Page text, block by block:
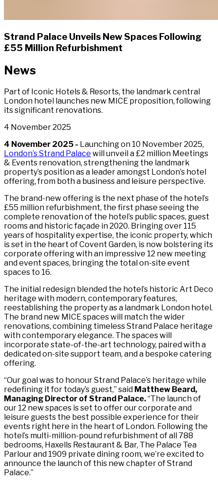
Strand Palace Unveils New Spaces Following
£55 Million Refurbishment​​​​‌ ‍ ​‍​‍‌‍ ‌ ​‍‌‍‍‌‌‍‌ ‌‍‍‌‌‍ ‍​‍​‍​ ‍‍​‍​‍‌ ​ ‌‍​‌‌‍ ‍‌‍‍‌‌ ‌​‌ ‍‌​‍ ‍‌‍‍‌‌‍ ​‍​‍​‍ ​​‍​‍‌‍‍​‌ ​‍‌‍‌‌‌‍‌‍​‍​‍​ ‍‍​‍​‍‌‍‍​‌ ‌​‌ ‌​‌ ​​‌ ​ ​ ‍‍​‍ ​‍ ‌‍ ​​‍ ‌‌‍​‌‌‍ ‍‌‍‌​​‍ ‌‌ ​‍​‍ ‌‌‍‍​‌‍ ‌ ‌​‌‍‌‌‌‍ ​‌ ​ ​‍ ‌‌ ​ ‌ ‌​‌ ‌‌‌‍‌​‌‍‍‌‌‍ ​‍ ‍‌ ‌‍‌‍‌‌‌ ​‍‌‍​ ‌‍‌‌‌‍ ​​‍ ‍‌‍​‌‌ ​​‌ ​​​‍ ‌‍‍‌‌‍ ‍‌ ‌​‌‍‌‌‌‍ ‍‌ ‌​​‍ ‌‍‌‌‌‍‌​‌‍‍‌‌ ‌​​‍ ‌‍ ‌‌‍ ‌‍‌​‌‍‌‌​ ‌‌ ​​‌ ​‍‌‍‌‌‌ ​ ‌‍‌‌‌‍ ‍‌ ‌​‌‍​‌‌ ‌​‌‍‍‌‌‍ ‌‍ ‍​ ‍ ‌‍‍‌‌‍‌​​ ‌​ ‍​​ ​‌‌‍‌‌​ ‌ ​ ​‍​ ‌‍​ ‌‍​ ​ ​‍ ‌​ ‍​‌‍‌‍​ ​​‌‍‌‍​‍ ‌​ ‌​​ ​​​ ​‌​ ​‌​‍ ‌‌‍​‍​ ‌​​ ​ ‌‍​‍​‍ ‌​ ‍​‌‍‌‍‌‍​ ​ ‍‌​ ‍‌​ ​‍​ ‌ ​ ‌​‌‍​ ‌‍‌‌‌‍‌​‌‍‌​​ ‍ ‌ ‌​‌ ‍‌‌ ​​‌‍‌‌​ ‌‌‍​ ‌‍ ‌ ​‍‌ ​​‌‍ ‌ ​‍‌‍​‌‌ ‌​‌‍‌‌‌‌​​‌‍ ‌ ​ ‌ ‌​​ ‍ ‌ ​​‌‍​‌‌ ‌​‌‍‍​​ ‌‌ ‌​‌‍‍‌‌ ‌​‌‍ ​‌‍‌‌​ ‌‍​‍‌‍​‌‌ ​ ‌‍‌‌‌‌‌‌‌ ​‍‌‍ ​​ ‌‌‍‍​‌ ‌​‌ ‌​‌ ​​‌ ​ ​‍‌‌​ ​ ‌​​‌​‍‌‌​ ​‍‌​‌‍​‍‌‌​ ​‍‌​‌‍‌‍ ​​‍ ‌‌‍​‌‌‍ ‍‌‍‌​​‍ ‌‌ ​‍​‍ ‌‌‍‍​‌‍ ‌ ‌​‌‍‌‌‌‍ ​‌ ​ ​‍ ‌‌ ​ ‌ ‌​‌ ‌‌‌‍‌​‌‍‍‌‌‍ ​‍ ‍‌ ‌‍‌‍‌‌‌ ​‍‌‍​ ‌‍‌‌‌‍ ​​‍ ‍‌‍​‌‌ ​​‌ ​​​‍‌‍‌‍‍‌‌‍‌​​ ‌​ ‍​​ ​‌‌‍‌‌​ ‌ ​ ​‍​ ‌‍​ ‌‍​ ​ ​‍ ‌​ ‍​‌‍‌‍​ ​​‌‍‌‍​‍ ‌​ ‌​​ ​​​ ​‌​ ​‌​‍ ‌‌‍​‍​ ‌​​ ​ ‌‍​‍​‍ ‌​ ‍​‌‍‌‍‌‍​ ​ ‍‌​ ‍‌​ ​‍​ ‌ ​ ‌​‌‍​ ‌‍‌‌‌‍‌​‌‍‌​​‍‌‍‌ ‌​‌ ‍‌‌ ​​‌‍‌‌​ ‌‌‍​ ‌‍ ‌ ​‍‌ ​​‌‍ ‌ ​‍‌‍​‌‌ ‌​‌‍‌‌‌‌​​‌‍ ‌ ​ ‌ ‌​​‍‌‍‌ ​​‌‍​‌‌ ‌​‌‍‍​​ ‌‌ ‌​‌‍‍‌‌ ‌​‌‍ ​‌‍‌‌​‍‌‍‌ ​​‌‍‌‌‌ ​‍‌ ​ ‌ ​​‌‍‌‌‌‍​ ‌ ‌​‌‍‍‌‌ ‌‍‌‍‌‌​ ‌‌ ​​‌ ‌‌‌‍​‍‌‍ ​‌‍‍‌‌ ​ ‌‍‍​‌‍‌‌‌‍‌​​‍​‍‌ ‌
News
Part of Iconic Hotels & Resorts, the landmark central
London hotel launches new MICE proposition, following
its significant renovations.​​​​‌ ‍ ​‍​‍‌‍ ‌ ​‍‌‍‍‌‌‍‌ ‌‍‍‌‌‍ ‍​‍​‍​ ‍‍​‍​‍‌ ​ ‌‍​‌‌‍ ‍‌‍‍‌‌ ‌​‌ ‍‌​‍ ‍‌‍‍‌‌‍ ​‍​‍​‍ ​​‍​‍‌‍‍​‌ ​‍‌‍‌‌‌‍‌‍​‍​‍​ ‍‍​‍​‍‌‍‍​‌ ‌​‌ ‌​‌ ​​‌ ​ ​ ‍‍​‍ ​‍ ‌‍ ​​‍ ‌‌‍​‌‌‍ ‍‌‍‌​​‍ ‌‌ ​‍​‍ ‌‌‍‍​‌‍ ‌ ‌​‌‍‌‌‌‍ ​‌ ​ ​‍ ‌‌ ​ ‌ ‌​‌ ‌‌‌‍‌​‌‍‍‌‌‍ ​‍ ‍‌ ‌‍‌‍‌‌‌ ​‍‌‍​ ‌‍‌‌‌‍ ​​‍ ‍‌‍​‌‌ ​​‌ ​​​‍ ‌‍‍‌‌‍ ‍‌ ‌​‌‍‌‌‌‍ ‍‌ ‌​​‍ ‌‍‌‌‌‍‌​‌‍‍‌‌ ‌​​‍ ‌‍ ‌‌‍ ‌‍‌​‌‍‌‌​ ‌‌ ​​‌ ​‍‌‍‌‌‌ ​ ‌‍‌‌‌‍ ‍‌ ‌​‌‍​‌‌ ‌​‌‍‍‌‌‍ ‌‍ ‍​ ‍ ‌‍‍‌‌‍‌​​ ‌​ ‍​​ ​‌‌‍‌‌​ ‌ ​ ​‍​ ‌‍​ ‌‍​ ​ ​‍ ‌​ ‍​‌‍‌‍​ ​​‌‍‌‍​‍ ‌​ ‌​​ ​​​ ​‌​ ​‌​‍ ‌‌‍​‍​ ‌​​ ​ ‌‍​‍​‍ ‌​ ‍​‌‍‌‍‌‍​ ​ ‍‌​ ‍‌​ ​‍​ ‌ ​ ‌​‌‍​ ‌‍‌‌‌‍‌​‌‍‌​​ ‍ ‌ ‌​‌ ‍‌‌ ​​‌‍‌‌​ ‌‌‍​ ‌‍ ‌ ​‍‌ ​​‌‍ ‌ ​‍‌‍​‌‌ ‌​‌‍‌‌‌‌​​‌‍ ‌ ​ ‌ ‌​​ ‍ ‌ ​​‌‍​‌‌ ‌​‌‍‍​​ ‌‌‍‌‌‌ ‍​‌‍​ ‌‍‌‌‌ ​‍‌ ​​‌ ‌​​ ‌‍​‍‌‍​‌‌ ​ ‌‍‌‌‌‌‌‌‌ ​‍‌‍ ​​ ‌‌‍‍​‌ ‌​‌ ‌​‌ ​​‌ ​ ​‍‌‌​ ​ ‌​​‌​‍‌‌​ ​‍‌​‌‍​‍‌‌​ ​‍‌​‌‍‌‍ ​​‍ ‌‌‍​‌‌‍ ‍‌‍‌​​‍ ‌‌ ​‍​‍ ‌‌‍‍​‌‍ ‌ ‌​‌‍‌‌‌‍ ​‌ ​ ​‍ ‌‌ ​ ‌ ‌​‌ ‌‌‌‍‌​‌‍‍‌‌‍ ​‍ ‍‌ ‌‍‌‍‌‌‌ ​‍‌‍​ ‌‍‌‌‌‍ ​​‍ ‍‌‍​‌‌ ​​‌ ​​​‍‌‍‌‍‍‌‌‍‌​​ ‌​ ‍​​ ​‌‌‍‌‌​ ‌ ​ ​‍​ ‌‍​ ‌‍​ ​ ​‍ ‌​ ‍​‌‍‌‍​ ​​‌‍‌‍​‍ ‌​ ‌​​ ​​​ ​‌​ ​‌​‍ ‌‌‍​‍​ ‌​​ ​ ‌‍​‍​‍ ‌​ ‍​‌‍‌‍‌‍​ ​ ‍‌​ ‍‌​ ​‍​ ‌ ​ ‌​‌‍​ ‌‍‌‌‌‍‌​‌‍‌​​‍‌‍‌ ‌​‌ ‍‌‌ ​​‌‍‌‌​ ‌‌‍​ ‌‍ ‌ ​‍‌ ​​‌‍ ‌ ​‍‌‍​‌‌ ‌​‌‍‌‌‌‌​​‌‍ ‌ ​ ‌ ‌​​‍‌‍‌ ​​‌‍​‌‌ ‌​‌‍‍​​ ‌‌‍‌‌‌ ‍​‌‍​ ‌‍‌‌‌ ​‍‌ ​​‌ ‌​​‍‌‍‌ ​​‌‍‌‌‌ ​‍‌ ​ ‌ ​​‌‍‌‌‌‍​ ‌ ‌​‌‍‍‌‌ ‌‍‌‍‌‌​ ‌‌ ​​‌ ‌‌‌‍​‍‌‍ ​‌‍‍‌‌ ​ ‌‍‍​‌‍‌‌‌‍‌​​‍​‍‌ ‌
4 November 2025
4 November 2025 - ​​​​‌ ‍ ​‍​‍‌‍ ‌ ​‍‌‍‍‌‌‍‌ ‌‍‍‌‌‍ ‍​‍​‍​ ‍‍​‍​‍‌ ​ ‌‍​‌‌‍ ‍‌‍‍‌‌ ‌​‌ ‍‌​‍ ‍‌‍‍‌‌‍ ​‍​‍​‍ ​​‍​‍‌‍‍​‌ ​‍‌‍‌‌‌‍‌‍​‍​‍​ ‍‍​‍​‍‌‍‍​‌ ‌​‌ ‌​‌ ​​‌ ​ ​ ‍‍​‍ ​‍ ‌‍ ​​‍ ‌‌‍​‌‌‍ ‍‌‍‌​​‍ ‌‌ ​‍​‍ ‌‌‍‍​‌‍ ‌ ‌​‌‍‌‌‌‍ ​‌ ​ ​‍ ‌‌ ​ ‌ ‌​‌ ‌‌‌‍‌​‌‍‍‌‌‍ ​‍ ‍‌ ‌‍‌‍‌‌‌ ​‍‌‍​ ‌‍‌‌‌‍ ​​‍ ‍‌‍​‌‌ ​​‌ ​​​‍ ‌‍‍‌‌‍ ‍‌ ‌​‌‍‌‌‌‍ ‍‌ ‌​​‍ ‌‍‌‌‌‍‌​‌‍‍‌‌ ‌​​‍ ‌‍ ‌‌‍ ‌‍‌​‌‍‌‌​ ‌‌ ​​‌ ​‍‌‍‌‌‌ ​ ‌‍‌‌‌‍ ‍‌ ‌​‌‍​‌‌ ‌​‌‍‍‌‌‍ ‌‍ ‍​ ‍ ‌‍‍‌‌‍‌​​ ‌​ ‍​​ ​‌‌‍‌‌​ ‌ ​ ​‍​ ‌‍​ ‌‍​ ​ ​‍ ‌​ ‍​‌‍‌‍​ ​​‌‍‌‍​‍ ‌​ ‌​​ ​​​ ​‌​ ​‌​‍ ‌‌‍​‍​ ‌​​ ​ ‌‍​‍​‍ ‌​ ‍​‌‍‌‍‌‍​ ​ ‍‌​ ‍‌​ ​‍​ ‌ ​ ‌​‌‍​ ‌‍‌‌‌‍‌​‌‍‌​​ ‍ ‌ ‌​‌ ‍‌‌ ​​‌‍‌‌​ ‌‌‍​ ‌‍ ‌ ​‍‌ ​​‌‍ ‌ ​‍‌‍​‌‌ ‌​‌‍‌‌‌‌​​‌‍ ‌ ​ ‌ ‌​​ ‍ ‌ ​​‌‍​‌‌ ‌​‌‍‍​​ ‌‌‍​ ‌‍ ‌‍ ‍‌ ‌​‌‍‌‌‌‍ ‍‌ ‌​​‍‌‌​ ‌‌‌​​‍‌‌ ‌‍‍ ‌‍‌‌‌ ‍‌​‍‌‌​ ​ ‌​‌​​‍‌‌​ ​ ‌​‌​​‍‌‌​ ​‍​ ​‍‌‍​‍​ ​ ​ ‌‌​ ​‍​ ‌‍​ ​‌‌‍​‌​ ‌​​ ​​​ ​​​ ​​​ ‌ ​‍‌‌​ ​‍​ ​‍​‍‌‌​ ‌‌‌​‌​​‍ ‍‌‍​ ‌‍‍​‌‍‍‌‌‍ ​‌‍‌​‌ ​‍‌‍‌‌‌‍ ‍​‍‌‌​ ‌‌‌​​‍‌‌ ‌‍‍ ‌‍‌‌‌ ‍‌​‍‌‌​ ​ ‌​‌​​‍‌‌​ ​ ‌​‌​​‍‌‌​ ​‍​ ​‍‌‍​‍‌‍​‍​ ‌‍​ ‍‌​ ​‍​ ‌​‌‍‌‍‌‍​ ​ ‍​‌‍​ ​ ​​​ ​​​‍‌‌​ ​‍​ ​‍​‍‌‌​ ‌‌‌​‌​​‍ ‍‌ ‌​‌‍‌‌‌ ‍​‌ ‌​​ ‌‍​‍‌‍​‌‌ ​ ‌‍‌‌‌‌‌‌‌ ​‍‌‍ ​​ ‌‌‍‍​‌ ‌​‌ ‌​‌ ​​‌ ​ ​‍‌‌​ ​ ‌​​‌​‍‌‌​ ​‍‌​‌‍​‍‌‌​ ​‍‌​‌‍‌‍ ​​‍ ‌‌‍​‌‌‍ ‍‌‍‌​​‍ ‌‌ ​‍​‍ ‌‌‍‍​‌‍ ‌ ‌​‌‍‌‌‌‍ ​‌ ​ ​‍ ‌‌ ​ ‌ ‌​‌ ‌‌‌‍‌​‌‍‍‌‌‍ ​‍ ‍‌ ‌‍‌‍‌‌‌ ​‍‌‍​ ‌‍‌‌‌‍ ​​‍ ‍‌‍​‌‌ ​​‌ ​​​‍‌‍‌‍‍‌‌‍‌​​ ‌​ ‍​​ ​‌‌‍‌‌​ ‌ ​ ​‍​ ‌‍​ ‌‍​ ​ ​‍ ‌​ ‍​‌‍‌‍​ ​​‌‍‌‍​‍ ‌​ ‌​​ ​​​ ​‌​ ​‌​‍ ‌‌‍​‍​ ‌​​ ​ ‌‍​‍​‍ ‌​ ‍​‌‍‌‍‌‍​ ​ ‍‌​ ‍‌​ ​‍​ ‌ ​ ‌​‌‍​ ‌‍‌‌‌‍‌​‌‍‌​​‍‌‍‌ ‌​‌ ‍‌‌ ​​‌‍‌‌​ ‌‌‍​ ‌‍ ‌ ​‍‌ ​​‌‍ ‌ ​‍‌‍​‌‌ ‌​‌‍‌‌‌‌​​‌‍ ‌ ​ ‌ ‌​​‍‌‍‌ ​​‌‍​‌‌ ‌​‌‍‍​​ ‌‌‍​ ‌‍ ‌‍ ‍‌ ‌​‌‍‌‌‌‍ ‍‌ ‌​​‍‌‌​ ‌‌‌​​‍‌‌ ‌‍‍ ‌‍‌‌‌ ‍‌​‍‌‌​ ​ ‌​‌​​‍‌‌​ ​ ‌​‌​​‍‌‌​ ​‍​ ​‍‌‍​‍​ ​ ​ ‌‌​ ​‍​ ‌‍​ ​‌‌‍​‌​ ‌​​ ​​​ ​​​ ​​​ ‌ ​‍‌‌​ ​‍​ ​‍​‍‌‌​ ‌‌‌​‌​​‍ ‍‌‍​ ‌‍‍​‌‍‍‌‌‍ ​‌‍‌​‌ ​‍‌‍‌‌‌‍ ‍​‍‌‌​ ‌‌‌​​‍‌‌ ‌‍‍ ‌‍‌‌‌ ‍‌​‍‌‌​ ​ ‌​‌​​‍‌‌​ ​ ‌​‌​​‍‌‌​ ​‍​ ​‍‌‍​‍‌‍​‍​ ‌‍​ ‍‌​ ​‍​ ‌​‌‍‌‍‌‍​ ​ ‍​‌‍​ ​ ​​​ ​​​‍‌‌​ ​‍​ ​‍​‍‌‌​ ‌‌‌​‌​​‍ ‍‌ ‌​‌‍‌‌‌ ‍​‌ ‌​​‍‌‍‌ ​​‌‍‌‌‌ ​‍‌ ​ ‌ ​​‌‍‌‌‌‍​ ‌ ‌​‌‍‍‌‌ ‌‍‌‍‌‌​ ‌‌ ​​‌ ‌‌‌‍​‍‌‍ ​‌‍‍‌‌ ​ ‌‍‍​‌‍‌‌‌‍‌​​‍​‍‌ ‌ Launching on 10 November 2025,
London’s Strand Palace​​​​‌ ‍ ​‍​‍‌‍ ‌ ​‍‌‍‍‌‌‍‌ ‌‍‍‌‌‍ ‍​‍​‍​ ‍‍​‍​‍‌ ​ ‌‍​‌‌‍ ‍‌‍‍‌‌ ‌​‌ ‍‌​‍ ‍‌‍‍‌‌‍ ​‍​‍​‍ ​​‍​‍‌‍‍​‌ ​‍‌‍‌‌‌‍‌‍​‍​‍​ ‍‍​‍​‍‌‍‍​‌ ‌​‌ ‌​‌ ​​‌ ​ ​ ‍‍​‍ ​‍ ‌‍ ​​‍ ‌‌‍​‌‌‍ ‍‌‍‌​​‍ ‌‌ ​‍​‍ ‌‌‍‍​‌‍ ‌ ‌​‌‍‌‌‌‍ ​‌ ​ ​‍ ‌‌ ​ ‌ ‌​‌ ‌‌‌‍‌​‌‍‍‌‌‍ ​‍ ‍‌ ‌‍‌‍‌‌‌ ​‍‌‍​ ‌‍‌‌‌‍ ​​‍ ‍‌‍​‌‌ ​​‌ ​​​‍ ‌‍‍‌‌‍ ‍‌ ‌​‌‍‌‌‌‍ ‍‌ ‌​​‍ ‌‍‌‌‌‍‌​‌‍‍‌‌ ‌​​‍ ‌‍ ‌‌‍ ‌‍‌​‌‍‌‌​ ‌‌ ​​‌ ​‍‌‍‌‌‌ ​ ‌‍‌‌‌‍ ‍‌ ‌​‌‍​‌‌ ‌​‌‍‍‌‌‍ ‌‍ ‍​ ‍ ‌‍‍‌‌‍‌​​ ‌​ ‍​​ ​‌‌‍‌‌​ ‌ ​ ​‍​ ‌‍​ ‌‍​ ​ ​‍ ‌​ ‍​‌‍‌‍​ ​​‌‍‌‍​‍ ‌​ ‌​​ ​​​ ​‌​ ​‌​‍ ‌‌‍​‍​ ‌​​ ​ ‌‍​‍​‍ ‌​ ‍​‌‍‌‍‌‍​ ​ ‍‌​ ‍‌​ ​‍​ ‌ ​ ‌​‌‍​ ‌‍‌‌‌‍‌​‌‍‌​​ ‍ ‌ ‌​‌ ‍‌‌ ​​‌‍‌‌​ ‌‌‍​ ‌‍ ‌ ​‍‌ ​​‌‍ ‌ ​‍‌‍​‌‌ ‌​‌‍‌‌‌‌​​‌‍ ‌ ​ ‌ ‌​​ ‍ ‌ ​​‌‍​‌‌ ‌​‌‍‍​​ ‌‌‍​ ‌‍ ‌‍ ‍‌ ‌​‌‍‌‌‌‍ ‍‌ ‌​​‍‌‌​ ‌‌‌​​‍‌‌ ‌‍‍ ‌‍‌‌‌ ‍‌​‍‌‌​ ​ ‌​‌​​‍‌‌​ ​ ‌​‌​​‍‌‌​ ​‍​ ​‍‌‍​‍​ ​ ​ ‌‌​ ​‍​ ‌‍​ ​‌‌‍​‌​ ‌​​ ​​​ ​​​ ​​​ ‌ ​‍‌‌​ ​‍​ ​‍​‍‌‌​ ‌‌‌​‌​​‍ ‍‌‍​ ‌‍‍​‌‍‍‌‌‍ ​‌‍‌​‌ ​‍‌‍‌‌‌‍ ‍​‍‌‌​ ‌‌‌​​‍‌‌ ‌‍‍ ‌‍‌‌‌ ‍‌​‍‌‌​ ​ ‌​‌​​‍‌‌​ ​ ‌​‌​​‍‌‌​ ​‍​ ​‍‌‍​ ‌‍‌‌​ ‍‌​ ‌‌‌‍​‌​ ‌​​ ​‌‌‍‌‍‌‍‌​​ ‌‍​ ​ ‌‍​‍​‍‌‌​ ​‍​ ​‍​‍‌‌​ ‌‌‌​‌​​‍ ‍‌ ‌​‌‍‌‌‌ ‍​‌ ‌​​ ‌‍​‍‌‍​‌‌ ​ ‌‍‌‌‌‌‌‌‌ ​‍‌‍ ​​ ‌‌‍‍​‌ ‌​‌ ‌​‌ ​​‌ ​ ​‍‌‌​ ​ ‌​​‌​‍‌‌​ ​‍‌​‌‍​‍‌‌​ ​‍‌​‌‍‌‍ ​​‍ ‌‌‍​‌‌‍ ‍‌‍‌​​‍ ‌‌ ​‍​‍ ‌‌‍‍​‌‍ ‌ ‌​‌‍‌‌‌‍ ​‌ ​ ​‍ ‌‌ ​ ‌ ‌​‌ ‌‌‌‍‌​‌‍‍‌‌‍ ​‍ ‍‌ ‌‍‌‍‌‌‌ ​‍‌‍​ ‌‍‌‌‌‍ ​​‍ ‍‌‍​‌‌ ​​‌ ​​​‍‌‍‌‍‍‌‌‍‌​​ ‌​ ‍​​ ​‌‌‍‌‌​ ‌ ​ ​‍​ ‌‍​ ‌‍​ ​ ​‍ ‌​ ‍​‌‍‌‍​ ​​‌‍‌‍​‍ ‌​ ‌​​ ​​​ ​‌​ ​‌​‍ ‌‌‍​‍​ ‌​​ ​ ‌‍​‍​‍ ‌​ ‍​‌‍‌‍‌‍​ ​ ‍‌​ ‍‌​ ​‍​ ‌ ​ ‌​‌‍​ ‌‍‌‌‌‍‌​‌‍‌​​‍‌‍‌ ‌​‌ ‍‌‌ ​​‌‍‌‌​ ‌‌‍​ ‌‍ ‌ ​‍‌ ​​‌‍ ‌ ​‍‌‍​‌‌ ‌​‌‍‌‌‌‌​​‌‍ ‌ ​ ‌ ‌​​‍‌‍‌ ​​‌‍​‌‌ ‌​‌‍‍​​ ‌‌‍​ ‌‍ ‌‍ ‍‌ ‌​‌‍‌‌‌‍ ‍‌ ‌​​‍‌‌​ ‌‌‌​​‍‌‌ ‌‍‍ ‌‍‌‌‌ ‍‌​‍‌‌​ ​ ‌​‌​​‍‌‌​ ​ ‌​‌​​‍‌‌​ ​‍​ ​‍‌‍​‍​ ​ ​ ‌‌​ ​‍​ ‌‍​ ​‌‌‍​‌​ ‌​​ ​​​ ​​​ ​​​ ‌ ​‍‌‌​ ​‍​ ​‍​‍‌‌​ ‌‌‌​‌​​‍ ‍‌‍​ ‌‍‍​‌‍‍‌‌‍ ​‌‍‌​‌ ​‍‌‍‌‌‌‍ ‍​‍‌‌​ ‌‌‌​​‍‌‌ ‌‍‍ ‌‍‌‌‌ ‍‌​‍‌‌​ ​ ‌​‌​​‍‌‌​ ​ ‌​‌​​‍‌‌​ ​‍​ ​‍‌‍​ ‌‍‌‌​ ‍‌​ ‌‌‌‍​‌​ ‌​​ ​‌‌‍‌‍‌‍‌​​ ‌‍​ ​ ‌‍​‍​‍‌‌​ ​‍​ ​‍​‍‌‌​ ‌‌‌​‌​​‍ ‍‌ ‌​‌‍‌‌‌ ‍​‌ ‌​​‍‌‍‌ ​​‌‍‌‌‌ ​‍‌ ​ ‌ ​​‌‍‌‌‌‍​ ‌ ‌​‌‍‍‌‌ ‌‍‌‍‌‌​ ‌‌ ​​‌ ‌‌‌‍​‍‌‍ ​‌‍‍‌‌ ​ ‌‍‍​‌‍‌‌‌‍‌​​‍​‍‌ ‌ will unveil a £2 million Meetings
& Events renovation, strengthening the landmark
property’s position as a leader amongst London’s hotel
offering, from both a business and leisure perspective.​​​​‌ ‍ ​‍​‍‌‍ ‌ ​‍‌‍‍‌‌‍‌ ‌‍‍‌‌‍ ‍​‍​‍​ ‍‍​‍​‍‌ ​ ‌‍​‌‌‍ ‍‌‍‍‌‌ ‌​‌ ‍‌​‍ ‍‌‍‍‌‌‍ ​‍​‍​‍ ​​‍​‍‌‍‍​‌ ​‍‌‍‌‌‌‍‌‍​‍​‍​ ‍‍​‍​‍‌‍‍​‌ ‌​‌ ‌​‌ ​​‌ ​ ​ ‍‍​‍ ​‍ ‌‍ ​​‍ ‌‌‍​‌‌‍ ‍‌‍‌​​‍ ‌‌ ​‍​‍ ‌‌‍‍​‌‍ ‌ ‌​‌‍‌‌‌‍ ​‌ ​ ​‍ ‌‌ ​ ‌ ‌​‌ ‌‌‌‍‌​‌‍‍‌‌‍ ​‍ ‍‌ ‌‍‌‍‌‌‌ ​‍‌‍​ ‌‍‌‌‌‍ ​​‍ ‍‌‍​‌‌ ​​‌ ​​​‍ ‌‍‍‌‌‍ ‍‌ ‌​‌‍‌‌‌‍ ‍‌ ‌​​‍ ‌‍‌‌‌‍‌​‌‍‍‌‌ ‌​​‍ ‌‍ ‌‌‍ ‌‍‌​‌‍‌‌​ ‌‌ ​​‌ ​‍‌‍‌‌‌ ​ ‌‍‌‌‌‍ ‍‌ ‌​‌‍​‌‌ ‌​‌‍‍‌‌‍ ‌‍ ‍​ ‍ ‌‍‍‌‌‍‌​​ ‌​ ‍​​ ​‌‌‍‌‌​ ‌ ​ ​‍​ ‌‍​ ‌‍​ ​ ​‍ ‌​ ‍​‌‍‌‍​ ​​‌‍‌‍​‍ ‌​ ‌​​ ​​​ ​‌​ ​‌​‍ ‌‌‍​‍​ ‌​​ ​ ‌‍​‍​‍ ‌​ ‍​‌‍‌‍‌‍​ ​ ‍‌​ ‍‌​ ​‍​ ‌ ​ ‌​‌‍​ ‌‍‌‌‌‍‌​‌‍‌​​ ‍ ‌ ‌​‌ ‍‌‌ ​​‌‍‌‌​ ‌‌‍​ ‌‍ ‌ ​‍‌ ​​‌‍ ‌ ​‍‌‍​‌‌ ‌​‌‍‌‌‌‌​​‌‍ ‌ ​ ‌ ‌​​ ‍ ‌ ​​‌‍​‌‌ ‌​‌‍‍​​ ‌‌‍​ ‌‍ ‌‍ ‍‌ ‌​‌‍‌‌‌‍ ‍‌ ‌​​‍‌‌​ ‌‌‌​​‍‌‌ ‌‍‍ ‌‍‌‌‌ ‍‌​‍‌‌​ ​ ‌​‌​​‍‌‌​ ​ ‌​‌​​‍‌‌​ ​‍​ ​‍‌‍​‍​ ​ ​ ‌‌​ ​‍​ ‌‍​ ​‌‌‍​‌​ ‌​​ ​​​ ​​​ ​​​ ‌ ​‍‌‌​ ​‍​ ​‍​‍‌‌​ ‌‌‌​‌​​‍ ‍‌‍​ ‌‍‍​‌‍‍‌‌‍ ​‌‍‌​‌ ​‍‌‍‌‌‌‍ ‍​‍‌‌​ ‌‌‌​​‍‌‌ ‌‍‍ ‌‍‌‌‌ ‍‌​‍‌‌​ ​ ‌​‌​​‍‌‌​ ​ ‌​‌​​‍‌‌​ ​‍​ ​‍​ ‌‌​ ​ ‌‍‌‍​ ​‌​ ‌ ​ ‌‌‌‍​‌​ ‌‌‌‍‌‍​ ‌‍​ ‌‌‌‍​‍​‍‌‌​ ​‍​ ​‍​‍‌‌​ ‌‌‌​‌​​‍ ‍‌ ‌​‌‍‌‌‌ ‍​‌ ‌​​ ‌‍​‍‌‍​‌‌ ​ ‌‍‌‌‌‌‌‌‌ ​‍‌‍ ​​ ‌‌‍‍​‌ ‌​‌ ‌​‌ ​​‌ ​ ​‍‌‌​ ​ ‌​​‌​‍‌‌​ ​‍‌​‌‍​‍‌‌​ ​‍‌​‌‍‌‍ ​​‍ ‌‌‍​‌‌‍ ‍‌‍‌​​‍ ‌‌ ​‍​‍ ‌‌‍‍​‌‍ ‌ ‌​‌‍‌‌‌‍ ​‌ ​ ​‍ ‌‌ ​ ‌ ‌​‌ ‌‌‌‍‌​‌‍‍‌‌‍ ​‍ ‍‌ ‌‍‌‍‌‌‌ ​‍‌‍​ ‌‍‌‌‌‍ ​​‍ ‍‌‍​‌‌ ​​‌ ​​​‍‌‍‌‍‍‌‌‍‌​​ ‌​ ‍​​ ​‌‌‍‌‌​ ‌ ​ ​‍​ ‌‍​ ‌‍​ ​ ​‍ ‌​ ‍​‌‍‌‍​ ​​‌‍‌‍​‍ ‌​ ‌​​ ​​​ ​‌​ ​‌​‍ ‌‌‍​‍​ ‌​​ ​ ‌‍​‍​‍ ‌​ ‍​‌‍‌‍‌‍​ ​ ‍‌​ ‍‌​ ​‍​ ‌ ​ ‌​‌‍​ ‌‍‌‌‌‍‌​‌‍‌​​‍‌‍‌ ‌​‌ ‍‌‌ ​​‌‍‌‌​ ‌‌‍​ ‌‍ ‌ ​‍‌ ​​‌‍ ‌ ​‍‌‍​‌‌ ‌​‌‍‌‌‌‌​​‌‍ ‌ ​ ‌ ‌​​‍‌‍‌ ​​‌‍​‌‌ ‌​‌‍‍​​ ‌‌‍​ ‌‍ ‌‍ ‍‌ ‌​‌‍‌‌‌‍ ‍‌ ‌​​‍‌‌​ ‌‌‌​​‍‌‌ ‌‍‍ ‌‍‌‌‌ ‍‌​‍‌‌​ ​ ‌​‌​​‍‌‌​ ​ ‌​‌​​‍‌‌​ ​‍​ ​‍‌‍​‍​ ​ ​ ‌‌​ ​‍​ ‌‍​ ​‌‌‍​‌​ ‌​​ ​​​ ​​​ ​​​ ‌ ​‍‌‌​ ​‍​ ​‍​‍‌‌​ ‌‌‌​‌​​‍ ‍‌‍​ ‌‍‍​‌‍‍‌‌‍ ​‌‍‌​‌ ​‍‌‍‌‌‌‍ ‍​‍‌‌​ ‌‌‌​​‍‌‌ ‌‍‍ ‌‍‌‌‌ ‍‌​‍‌‌​ ​ ‌​‌​​‍‌‌​ ​ ‌​‌​​‍‌‌​ ​‍​ ​‍​ ‌‌​ ​ ‌‍‌‍​ ​‌​ ‌ ​ ‌‌‌‍​‌​ ‌‌‌‍‌‍​ ‌‍​ ‌‌‌‍​‍​‍‌‌​ ​‍​ ​‍​‍‌‌​ ‌‌‌​‌​​‍ ‍‌ ‌​‌‍‌‌‌ ‍​‌ ‌​​‍‌‍‌ ​​‌‍‌‌‌ ​‍‌ ​ ‌ ​​‌‍‌‌‌‍​ ‌ ‌​‌‍‍‌‌ ‌‍‌‍‌‌​ ‌‌ ​​‌ ‌‌‌‍​‍‌‍ ​‌‍‍‌‌ ​ ‌‍‍​‌‍‌‌‌‍‌​​‍​‍‌ ‌
The brand-new offering is the next phase of the hotel’s
£55 million refurbishment, the first phase seeing the
complete renovation of the hotel’s public spaces, guest
rooms and historic façade in 2020. Bringing over 115
years of hospitality expertise, the iconic property, which
is set in the heart of Covent Garden, is now bolstering its
corporate offering with an impressive 12 new meeting
and event spaces, bringing the total on-site event
spaces to 16.​​​​‌ ‍ ​‍​‍‌‍ ‌ ​‍‌‍‍‌‌‍‌ ‌‍‍‌‌‍ ‍​‍​‍​ ‍‍​‍​‍‌ ​ ‌‍​‌‌‍ ‍‌‍‍‌‌ ‌​‌ ‍‌​‍ ‍‌‍‍‌‌‍ ​‍​‍​‍ ​​‍​‍‌‍‍​‌ ​‍‌‍‌‌‌‍‌‍​‍​‍​ ‍‍​‍​‍‌‍‍​‌ ‌​‌ ‌​‌ ​​‌ ​ ​ ‍‍​‍ ​‍ ‌‍ ​​‍ ‌‌‍​‌‌‍ ‍‌‍‌​​‍ ‌‌ ​‍​‍ ‌‌‍‍​‌‍ ‌ ‌​‌‍‌‌‌‍ ​‌ ​ ​‍ ‌‌ ​ ‌ ‌​‌ ‌‌‌‍‌​‌‍‍‌‌‍ ​‍ ‍‌ ‌‍‌‍‌‌‌ ​‍‌‍​ ‌‍‌‌‌‍ ​​‍ ‍‌‍​‌‌ ​​‌ ​​​‍ ‌‍‍‌‌‍ ‍‌ ‌​‌‍‌‌‌‍ ‍‌ ‌​​‍ ‌‍‌‌‌‍‌​‌‍‍‌‌ ‌​​‍ ‌‍ ‌‌‍ ‌‍‌​‌‍‌‌​ ‌‌ ​​‌ ​‍‌‍‌‌‌ ​ ‌‍‌‌‌‍ ‍‌ ‌​‌‍​‌‌ ‌​‌‍‍‌‌‍ ‌‍ ‍​ ‍ ‌‍‍‌‌‍‌​​ ‌​ ‍​​ ​‌‌‍‌‌​ ‌ ​ ​‍​ ‌‍​ ‌‍​ ​ ​‍ ‌​ ‍​‌‍‌‍​ ​​‌‍‌‍​‍ ‌​ ‌​​ ​​​ ​‌​ ​‌​‍ ‌‌‍​‍​ ‌​​ ​ ‌‍​‍​‍ ‌​ ‍​‌‍‌‍‌‍​ ​ ‍‌​ ‍‌​ ​‍​ ‌ ​ ‌​‌‍​ ‌‍‌‌‌‍‌​‌‍‌​​ ‍ ‌ ‌​‌ ‍‌‌ ​​‌‍‌‌​ ‌‌‍​ ‌‍ ‌ ​‍‌ ​​‌‍ ‌ ​‍‌‍​‌‌ ‌​‌‍‌‌‌‌​​‌‍ ‌ ​ ‌ ‌​​ ‍ ‌ ​​‌‍​‌‌ ‌​‌‍‍​​ ‌‌‍​ ‌‍ ‌‍ ‍‌ ‌​‌‍‌‌‌‍ ‍‌ ‌​​‍‌‌​ ‌‌‌​​‍‌‌ ‌‍‍ ‌‍‌‌‌ ‍‌​‍‌‌​ ​ ‌​‌​​‍‌‌​ ​ ‌​‌​​‍‌‌​ ​‍​ ​‍‌‍‌‍‌‍‌‌​ ​‌​ ​‌​ ‍‌​ ‌​​ ​​‌‍​‍​ ​‍​ ​​​ ‍​​ ‌ ​‍‌‌​ ​‍​ ​‍​‍‌‌​ ‌‌‌​‌​​‍ ‍‌‍​ ‌‍‍​‌‍‍‌‌‍ ​‌‍‌​‌ ​‍‌‍‌‌‌‍ ‍​‍‌‌​ ‌‌‌​​‍‌‌ ‌‍‍ ‌‍‌‌‌ ‍‌​‍‌‌​ ​ ‌​‌​​‍‌‌​ ​ ‌​‌​​‍‌‌​ ​‍​ ​‍‌‍‌‍​ ​​​ ‌ ‌‍​‌​ ​ ​ ​‍‌‍​ ​ ​‍‌‍​ ‌‍‌‍​ ‍​​ ‌ ​‍‌‌​ ​‍​ ​‍​‍‌‌​ ‌‌‌​‌​​‍ ‍‌ ‌​‌‍‌‌‌ ‍​‌ ‌​​ ‌‍​‍‌‍​‌‌ ​ ‌‍‌‌‌‌‌‌‌ ​‍‌‍ ​​ ‌‌‍‍​‌ ‌​‌ ‌​‌ ​​‌ ​ ​‍‌‌​ ​ ‌​​‌​‍‌‌​ ​‍‌​‌‍​‍‌‌​ ​‍‌​‌‍‌‍ ​​‍ ‌‌‍​‌‌‍ ‍‌‍‌​​‍ ‌‌ ​‍​‍ ‌‌‍‍​‌‍ ‌ ‌​‌‍‌‌‌‍ ​‌ ​ ​‍ ‌‌ ​ ‌ ‌​‌ ‌‌‌‍‌​‌‍‍‌‌‍ ​‍ ‍‌ ‌‍‌‍‌‌‌ ​‍‌‍​ ‌‍‌‌‌‍ ​​‍ ‍‌‍​‌‌ ​​‌ ​​​‍‌‍‌‍‍‌‌‍‌​​ ‌​ ‍​​ ​‌‌‍‌‌​ ‌ ​ ​‍​ ‌‍​ ‌‍​ ​ ​‍ ‌​ ‍​‌‍‌‍​ ​​‌‍‌‍​‍ ‌​ ‌​​ ​​​ ​‌​ ​‌​‍ ‌‌‍​‍​ ‌​​ ​ ‌‍​‍​‍ ‌​ ‍​‌‍‌‍‌‍​ ​ ‍‌​ ‍‌​ ​‍​ ‌ ​ ‌​‌‍​ ‌‍‌‌‌‍‌​‌‍‌​​‍‌‍‌ ‌​‌ ‍‌‌ ​​‌‍‌‌​ ‌‌‍​ ‌‍ ‌ ​‍‌ ​​‌‍ ‌ ​‍‌‍​‌‌ ‌​‌‍‌‌‌‌​​‌‍ ‌ ​ ‌ ‌​​‍‌‍‌ ​​‌‍​‌‌ ‌​‌‍‍​​ ‌‌‍​ ‌‍ ‌‍ ‍‌ ‌​‌‍‌‌‌‍ ‍‌ ‌​​‍‌‌​ ‌‌‌​​‍‌‌ ‌‍‍ ‌‍‌‌‌ ‍‌​‍‌‌​ ​ ‌​‌​​‍‌‌​ ​ ‌​‌​​‍‌‌​ ​‍​ ​‍‌‍‌‍‌‍‌‌​ ​‌​ ​‌​ ‍‌​ ‌​​ ​​‌‍​‍​ ​‍​ ​​​ ‍​​ ‌ ​‍‌‌​ ​‍​ ​‍​‍‌‌​ ‌‌‌​‌​​‍ ‍‌‍​ ‌‍‍​‌‍‍‌‌‍ ​‌‍‌​‌ ​‍‌‍‌‌‌‍ ‍​‍‌‌​ ‌‌‌​​‍‌‌ ‌‍‍ ‌‍‌‌‌ ‍‌​‍‌‌​ ​ ‌​‌​​‍‌‌​ ​ ‌​‌​​‍‌‌​ ​‍​ ​‍‌‍‌‍​ ​​​ ‌ ‌‍​‌​ ​ ​ ​‍‌‍​ ​ ​‍‌‍​ ‌‍‌‍​ ‍​​ ‌ ​‍‌‌​ ​‍​ ​‍​‍‌‌​ ‌‌‌​‌​​‍ ‍‌ ‌​‌‍‌‌‌ ‍​‌ ‌​​‍‌‍‌ ​​‌‍‌‌‌ ​‍‌ ​ ‌ ​​‌‍‌‌‌‍​ ‌ ‌​‌‍‍‌‌ ‌‍‌‍‌‌​ ‌‌ ​​‌ ‌‌‌‍​‍‌‍ ​‌‍‍‌‌ ​ ‌‍‍​‌‍‌‌‌‍‌​​‍​‍‌ ‌
The initial redesign blended the hotel’s historic Art Deco
heritage with modern, contemporary features,
reestablishing the property as a landmark London hotel.
The brand new MICE spaces will match the wider
renovations, combining timeless Strand Palace heritage
with contemporary elegance. The spaces will
incorporate state-of-the-art technology, paired with a
dedicated on-site support team, and a bespoke catering
offering.​​​​‌ ‍ ​‍​‍‌‍ ‌ ​‍‌‍‍‌‌‍‌ ‌‍‍‌‌‍ ‍​‍​‍​ ‍‍​‍​‍‌ ​ ‌‍​‌‌‍ ‍‌‍‍‌‌ ‌​‌ ‍‌​‍ ‍‌‍‍‌‌‍ ​‍​‍​‍ ​​‍​‍‌‍‍​‌ ​‍‌‍‌‌‌‍‌‍​‍​‍​ ‍‍​‍​‍‌‍‍​‌ ‌​‌ ‌​‌ ​​‌ ​ ​ ‍‍​‍ ​‍ ‌‍ ​​‍ ‌‌‍​‌‌‍ ‍‌‍‌​​‍ ‌‌ ​‍​‍ ‌‌‍‍​‌‍ ‌ ‌​‌‍‌‌‌‍ ​‌ ​ ​‍ ‌‌ ​ ‌ ‌​‌ ‌‌‌‍‌​‌‍‍‌‌‍ ​‍ ‍‌ ‌‍‌‍‌‌‌ ​‍‌‍​ ‌‍‌‌‌‍ ​​‍ ‍‌‍​‌‌ ​​‌ ​​​‍ ‌‍‍‌‌‍ ‍‌ ‌​‌‍‌‌‌‍ ‍‌ ‌​​‍ ‌‍‌‌‌‍‌​‌‍‍‌‌ ‌​​‍ ‌‍ ‌‌‍ ‌‍‌​‌‍‌‌​ ‌‌ ​​‌ ​‍‌‍‌‌‌ ​ ‌‍‌‌‌‍ ‍‌ ‌​‌‍​‌‌ ‌​‌‍‍‌‌‍ ‌‍ ‍​ ‍ ‌‍‍‌‌‍‌​​ ‌​ ‍​​ ​‌‌‍‌‌​ ‌ ​ ​‍​ ‌‍​ ‌‍​ ​ ​‍ ‌​ ‍​‌‍‌‍​ ​​‌‍‌‍​‍ ‌​ ‌​​ ​​​ ​‌​ ​‌​‍ ‌‌‍​‍​ ‌​​ ​ ‌‍​‍​‍ ‌​ ‍​‌‍‌‍‌‍​ ​ ‍‌​ ‍‌​ ​‍​ ‌ ​ ‌​‌‍​ ‌‍‌‌‌‍‌​‌‍‌​​ ‍ ‌ ‌​‌ ‍‌‌ ​​‌‍‌‌​ ‌‌‍​ ‌‍ ‌ ​‍‌ ​​‌‍ ‌ ​‍‌‍​‌‌ ‌​‌‍‌‌‌‌​​‌‍ ‌ ​ ‌ ‌​​ ‍ ‌ ​​‌‍​‌‌ ‌​‌‍‍​​ ‌‌‍​ ‌‍ ‌‍ ‍‌ ‌​‌‍‌‌‌‍ ‍‌ ‌​​‍‌‌​ ‌‌‌​​‍‌‌ ‌‍‍ ‌‍‌‌‌ ‍‌​‍‌‌​ ​ ‌​‌​​‍‌‌​ ​ ‌​‌​​‍‌‌​ ​‍​ ​‍‌‍‌​‌‍‌‍‌‍‌‌​ ‍​‌‍​‌​ ​‍‌‍​ ‌‍‌‍​ ​‌‌‍‌‌‌‍‌‌​ ‌​​‍‌‌​ ​‍​ ​‍​‍‌‌​ ‌‌‌​‌​​‍ ‍‌‍​ ‌‍‍​‌‍‍‌‌‍ ​‌‍‌​‌ ​‍‌‍‌‌‌‍ ‍​‍‌‌​ ‌‌‌​​‍‌‌ ‌‍‍ ‌‍‌‌‌ ‍‌​‍‌‌​ ​ ‌​‌​​‍‌‌​ ​ ‌​‌​​‍‌‌​ ​‍​ ​‍​ ​​​ ​ ​ ​​​ ​​​ ​‍​ ‌‌​ ‍​​ ‌​​ ‌ ​ ‌ ​ ​‌​ ‍‌​‍‌‌​ ​‍​ ​‍​‍‌‌​ ‌‌‌​‌​​‍ ‍‌ ‌​‌‍‌‌‌ ‍​‌ ‌​​ ‌‍​‍‌‍​‌‌ ​ ‌‍‌‌‌‌‌‌‌ ​‍‌‍ ​​ ‌‌‍‍​‌ ‌​‌ ‌​‌ ​​‌ ​ ​‍‌‌​ ​ ‌​​‌​‍‌‌​ ​‍‌​‌‍​‍‌‌​ ​‍‌​‌‍‌‍ ​​‍ ‌‌‍​‌‌‍ ‍‌‍‌​​‍ ‌‌ ​‍​‍ ‌‌‍‍​‌‍ ‌ ‌​‌‍‌‌‌‍ ​‌ ​ ​‍ ‌‌ ​ ‌ ‌​‌ ‌‌‌‍‌​‌‍‍‌‌‍ ​‍ ‍‌ ‌‍‌‍‌‌‌ ​‍‌‍​ ‌‍‌‌‌‍ ​​‍ ‍‌‍​‌‌ ​​‌ ​​​‍‌‍‌‍‍‌‌‍‌​​ ‌​ ‍​​ ​‌‌‍‌‌​ ‌ ​ ​‍​ ‌‍​ ‌‍​ ​ ​‍ ‌​ ‍​‌‍‌‍​ ​​‌‍‌‍​‍ ‌​ ‌​​ ​​​ ​‌​ ​‌​‍ ‌‌‍​‍​ ‌​​ ​ ‌‍​‍​‍ ‌​ ‍​‌‍‌‍‌‍​ ​ ‍‌​ ‍‌​ ​‍​ ‌ ​ ‌​‌‍​ ‌‍‌‌‌‍‌​‌‍‌​​‍‌‍‌ ‌​‌ ‍‌‌ ​​‌‍‌‌​ ‌‌‍​ ‌‍ ‌ ​‍‌ ​​‌‍ ‌ ​‍‌‍​‌‌ ‌​‌‍‌‌‌‌​​‌‍ ‌ ​ ‌ ‌​​‍‌‍‌ ​​‌‍​‌‌ ‌​‌‍‍​​ ‌‌‍​ ‌‍ ‌‍ ‍‌ ‌​‌‍‌‌‌‍ ‍‌ ‌​​‍‌‌​ ‌‌‌​​‍‌‌ ‌‍‍ ‌‍‌‌‌ ‍‌​‍‌‌​ ​ ‌​‌​​‍‌‌​ ​ ‌​‌​​‍‌‌​ ​‍​ ​‍‌‍‌​‌‍‌‍‌‍‌‌​ ‍​‌‍​‌​ ​‍‌‍​ ‌‍‌‍​ ​‌‌‍‌‌‌‍‌‌​ ‌​​‍‌‌​ ​‍​ ​‍​‍‌‌​ ‌‌‌​‌​​‍ ‍‌‍​ ‌‍‍​‌‍‍‌‌‍ ​‌‍‌​‌ ​‍‌‍‌‌‌‍ ‍​‍‌‌​ ‌‌‌​​‍‌‌ ‌‍‍ ‌‍‌‌‌ ‍‌​‍‌‌​ ​ ‌​‌​​‍‌‌​ ​ ‌​‌​​‍‌‌​ ​‍​ ​‍​ ​​​ ​ ​ ​​​ ​​​ ​‍​ ‌‌​ ‍​​ ‌​​ ‌ ​ ‌ ​ ​‌​ ‍‌​‍‌‌​ ​‍​ ​‍​‍‌‌​ ‌‌‌​‌​​‍ ‍‌ ‌​‌‍‌‌‌ ‍​‌ ‌​​‍‌‍‌ ​​‌‍‌‌‌ ​‍‌ ​ ‌ ​​‌‍‌‌‌‍​ ‌ ‌​‌‍‍‌‌ ‌‍‌‍‌‌​ ‌‌ ​​‌ ‌‌‌‍​‍‌‍ ​‌‍‍‌‌ ​ ‌‍‍​‌‍‌‌‌‍‌​​‍​‍‌ ‌
“Our goal was to honour Strand Palace’s heritage while
redefining it for today’s guest,” ​​​​‌ ‍ ​‍​‍‌‍ ‌ ​‍‌‍‍‌‌‍‌ ‌‍‍‌‌‍ ‍​‍​‍​ ‍‍​‍​‍‌ ​ ‌‍​‌‌‍ ‍‌‍‍‌‌ ‌​‌ ‍‌​‍ ‍‌‍‍‌‌‍ ​‍​‍​‍ ​​‍​‍‌‍‍​‌ ​‍‌‍‌‌‌‍‌‍​‍​‍​ ‍‍​‍​‍‌‍‍​‌ ‌​‌ ‌​‌ ​​‌ ​ ​ ‍‍​‍ ​‍ ‌‍ ​​‍ ‌‌‍​‌‌‍ ‍‌‍‌​​‍ ‌‌ ​‍​‍ ‌‌‍‍​‌‍ ‌ ‌​‌‍‌‌‌‍ ​‌ ​ ​‍ ‌‌ ​ ‌ ‌​‌ ‌‌‌‍‌​‌‍‍‌‌‍ ​‍ ‍‌ ‌‍‌‍‌‌‌ ​‍‌‍​ ‌‍‌‌‌‍ ​​‍ ‍‌‍​‌‌ ​​‌ ​​​‍ ‌‍‍‌‌‍ ‍‌ ‌​‌‍‌‌‌‍ ‍‌ ‌​​‍ ‌‍‌‌‌‍‌​‌‍‍‌‌ ‌​​‍ ‌‍ ‌‌‍ ‌‍‌​‌‍‌‌​ ‌‌ ​​‌ ​‍‌‍‌‌‌ ​ ‌‍‌‌‌‍ ‍‌ ‌​‌‍​‌‌ ‌​‌‍‍‌‌‍ ‌‍ ‍​ ‍ ‌‍‍‌‌‍‌​​ ‌​ ‍​​ ​‌‌‍‌‌​ ‌ ​ ​‍​ ‌‍​ ‌‍​ ​ ​‍ ‌​ ‍​‌‍‌‍​ ​​‌‍‌‍​‍ ‌​ ‌​​ ​​​ ​‌​ ​‌​‍ ‌‌‍​‍​ ‌​​ ​ ‌‍​‍​‍ ‌​ ‍​‌‍‌‍‌‍​ ​ ‍‌​ ‍‌​ ​‍​ ‌ ​ ‌​‌‍​ ‌‍‌‌‌‍‌​‌‍‌​​ ‍ ‌ ‌​‌ ‍‌‌ ​​‌‍‌‌​ ‌‌‍​ ‌‍ ‌ ​‍‌ ​​‌‍ ‌ ​‍‌‍​‌‌ ‌​‌‍‌‌‌‌​​‌‍ ‌ ​ ‌ ‌​​ ‍ ‌ ​​‌‍​‌‌ ‌​‌‍‍​​ ‌‌‍​ ‌‍ ‌‍ ‍‌ ‌​‌‍‌‌‌‍ ‍‌ ‌​​‍‌‌​ ‌‌‌​​‍‌‌ ‌‍‍ ‌‍‌‌‌ ‍‌​‍‌‌​ ​ ‌​‌​​‍‌‌​ ​ ‌​‌​​‍‌‌​ ​‍​ ​‍​ ‌​​ ‌ ​ ‍‌‌‍‌‍‌‍​‌​ ​​​ ‌‌​ ‌‍‌‍‌‌​ ‍​‌‍‌‍‌‍‌‌​‍‌‌​ ​‍​ ​‍​‍‌‌​ ‌‌‌​‌​​‍ ‍‌‍​ ‌‍‍​‌‍‍‌‌‍ ​‌‍‌​‌ ​‍‌‍‌‌‌‍ ‍​‍‌‌​ ‌‌‌​​‍‌‌ ‌‍‍ ‌‍‌‌‌ ‍‌​‍‌‌​ ​ ‌​‌​​‍‌‌​ ​ ‌​‌​​‍‌‌​ ​‍​ ​‍​ ‌ ‌‍​‌‌‍‌‌‌‍‌‍‌‍​‍​ ‍‌​ ‌ ​ ‌​‌‍‌‌‌‍​ ​ ‌‍​ ​‍​‍‌‌​ ​‍​ ​‍​‍‌‌​ ‌‌‌​‌​​‍ ‍‌ ‌​‌‍‌‌‌ ‍​‌ ‌​​ ‌‍​‍‌‍​‌‌ ​ ‌‍‌‌‌‌‌‌‌ ​‍‌‍ ​​ ‌‌‍‍​‌ ‌​‌ ‌​‌ ​​‌ ​ ​‍‌‌​ ​ ‌​​‌​‍‌‌​ ​‍‌​‌‍​‍‌‌​ ​‍‌​‌‍‌‍ ​​‍ ‌‌‍​‌‌‍ ‍‌‍‌​​‍ ‌‌ ​‍​‍ ‌‌‍‍​‌‍ ‌ ‌​‌‍‌‌‌‍ ​‌ ​ ​‍ ‌‌ ​ ‌ ‌​‌ ‌‌‌‍‌​‌‍‍‌‌‍ ​‍ ‍‌ ‌‍‌‍‌‌‌ ​‍‌‍​ ‌‍‌‌‌‍ ​​‍ ‍‌‍​‌‌ ​​‌ ​​​‍‌‍‌‍‍‌‌‍‌​​ ‌​ ‍​​ ​‌‌‍‌‌​ ‌ ​ ​‍​ ‌‍​ ‌‍​ ​ ​‍ ‌​ ‍​‌‍‌‍​ ​​‌‍‌‍​‍ ‌​ ‌​​ ​​​ ​‌​ ​‌​‍ ‌‌‍​‍​ ‌​​ ​ ‌‍​‍​‍ ‌​ ‍​‌‍‌‍‌‍​ ​ ‍‌​ ‍‌​ ​‍​ ‌ ​ ‌​‌‍​ ‌‍‌‌‌‍‌​‌‍‌​​‍‌‍‌ ‌​‌ ‍‌‌ ​​‌‍‌‌​ ‌‌‍​ ‌‍ ‌ ​‍‌ ​​‌‍ ‌ ​‍‌‍​‌‌ ‌​‌‍‌‌‌‌​​‌‍ ‌ ​ ‌ ‌​​‍‌‍‌ ​​‌‍​‌‌ ‌​‌‍‍​​ ‌‌‍​ ‌‍ ‌‍ ‍‌ ‌​‌‍‌‌‌‍ ‍‌ ‌​​‍‌‌​ ‌‌‌​​‍‌‌ ‌‍‍ ‌‍‌‌‌ ‍‌​‍‌‌​ ​ ‌​‌​​‍‌‌​ ​ ‌​‌​​‍‌‌​ ​‍​ ​‍​ ‌​​ ‌ ​ ‍‌‌‍‌‍‌‍​‌​ ​​​ ‌‌​ ‌‍‌‍‌‌​ ‍​‌‍‌‍‌‍‌‌​‍‌‌​ ​‍​ ​‍​‍‌‌​ ‌‌‌​‌​​‍ ‍‌‍​ ‌‍‍​‌‍‍‌‌‍ ​‌‍‌​‌ ​‍‌‍‌‌‌‍ ‍​‍‌‌​ ‌‌‌​​‍‌‌ ‌‍‍ ‌‍‌‌‌ ‍‌​‍‌‌​ ​ ‌​‌​​‍‌‌​ ​ ‌​‌​​‍‌‌​ ​‍​ ​‍​ ‌ ‌‍​‌‌‍‌‌‌‍‌‍‌‍​‍​ ‍‌​ ‌ ​ ‌​‌‍‌‌‌‍​ ​ ‌‍​ ​‍​‍‌‌​ ​‍​ ​‍​‍‌‌​ ‌‌‌​‌​​‍ ‍‌ ‌​‌‍‌‌‌ ‍​‌ ‌​​‍‌‍‌ ​​‌‍‌‌‌ ​‍‌ ​ ‌ ​​‌‍‌‌‌‍​ ‌ ‌​‌‍‍‌‌ ‌‍‌‍‌‌​ ‌‌ ​​‌ ‌‌‌‍​‍‌‍ ​‌‍‍‌‌ ​ ‌‍‍​‌‍‌‌‌‍‌​​‍​‍‌ ‌ said ​​​​‌ ‍ ​‍​‍‌‍ ‌ ​‍‌‍‍‌‌‍‌ ‌‍‍‌‌‍ ‍​‍​‍​ ‍‍​‍​‍‌ ​ ‌‍​‌‌‍ ‍‌‍‍‌‌ ‌​‌ ‍‌​‍ ‍‌‍‍‌‌‍ ​‍​‍​‍ ​​‍​‍‌‍‍​‌ ​‍‌‍‌‌‌‍‌‍​‍​‍​ ‍‍​‍​‍‌‍‍​‌ ‌​‌ ‌​‌ ​​‌ ​ ​ ‍‍​‍ ​‍ ‌‍ ​​‍ ‌‌‍​‌‌‍ ‍‌‍‌​​‍ ‌‌ ​‍​‍ ‌‌‍‍​‌‍ ‌ ‌​‌‍‌‌‌‍ ​‌ ​ ​‍ ‌‌ ​ ‌ ‌​‌ ‌‌‌‍‌​‌‍‍‌‌‍ ​‍ ‍‌ ‌‍‌‍‌‌‌ ​‍‌‍​ ‌‍‌‌‌‍ ​​‍ ‍‌‍​‌‌ ​​‌ ​​​‍ ‌‍‍‌‌‍ ‍‌ ‌​‌‍‌‌‌‍ ‍‌ ‌​​‍ ‌‍‌‌‌‍‌​‌‍‍‌‌ ‌​​‍ ‌‍ ‌‌‍ ‌‍‌​‌‍‌‌​ ‌‌ ​​‌ ​‍‌‍‌‌‌ ​ ‌‍‌‌‌‍ ‍‌ ‌​‌‍​‌‌ ‌​‌‍‍‌‌‍ ‌‍ ‍​ ‍ ‌‍‍‌‌‍‌​​ ‌​ ‍​​ ​‌‌‍‌‌​ ‌ ​ ​‍​ ‌‍​ ‌‍​ ​ ​‍ ‌​ ‍​‌‍‌‍​ ​​‌‍‌‍​‍ ‌​ ‌​​ ​​​ ​‌​ ​‌​‍ ‌‌‍​‍​ ‌​​ ​ ‌‍​‍​‍ ‌​ ‍​‌‍‌‍‌‍​ ​ ‍‌​ ‍‌​ ​‍​ ‌ ​ ‌​‌‍​ ‌‍‌‌‌‍‌​‌‍‌​​ ‍ ‌ ‌​‌ ‍‌‌ ​​‌‍‌‌​ ‌‌‍​ ‌‍ ‌ ​‍‌ ​​‌‍ ‌ ​‍‌‍​‌‌ ‌​‌‍‌‌‌‌​​‌‍ ‌ ​ ‌ ‌​​ ‍ ‌ ​​‌‍​‌‌ ‌​‌‍‍​​ ‌‌‍​ ‌‍ ‌‍ ‍‌ ‌​‌‍‌‌‌‍ ‍‌ ‌​​‍‌‌​ ‌‌‌​​‍‌‌ ‌‍‍ ‌‍‌‌‌ ‍‌​‍‌‌​ ​ ‌​‌​​‍‌‌​ ​ ‌​‌​​‍‌‌​ ​‍​ ​‍​ ‌​​ ‌ ​ ‍‌‌‍‌‍‌‍​‌​ ​​​ ‌‌​ ‌‍‌‍‌‌​ ‍​‌‍‌‍‌‍‌‌​‍‌‌​ ​‍​ ​‍​‍‌‌​ ‌‌‌​‌​​‍ ‍‌‍​ ‌‍‍​‌‍‍‌‌‍ ​‌‍‌​‌ ​‍‌‍‌‌‌‍ ‍​‍‌‌​ ‌‌‌​​‍‌‌ ‌‍‍ ‌‍‌‌‌ ‍‌​‍‌‌​ ​ ‌​‌​​‍‌‌​ ​ ‌​‌​​‍‌‌​ ​‍​ ​‍‌‍‌‍‌‍​ ​ ‌​‌‍‌​​ ‍‌​ ​​​ ​‌​ ​​‌‍‌​​ ‌‍​ ‍​​ ‌‍​‍‌‌​ ​‍​ ​‍​‍‌‌​ ‌‌‌​‌​​‍ ‍‌ ‌​‌‍‌‌‌ ‍​‌ ‌​​ ‌‍​‍‌‍​‌‌ ​ ‌‍‌‌‌‌‌‌‌ ​‍‌‍ ​​ ‌‌‍‍​‌ ‌​‌ ‌​‌ ​​‌ ​ ​‍‌‌​ ​ ‌​​‌​‍‌‌​ ​‍‌​‌‍​‍‌‌​ ​‍‌​‌‍‌‍ ​​‍ ‌‌‍​‌‌‍ ‍‌‍‌​​‍ ‌‌ ​‍​‍ ‌‌‍‍​‌‍ ‌ ‌​‌‍‌‌‌‍ ​‌ ​ ​‍ ‌‌ ​ ‌ ‌​‌ ‌‌‌‍‌​‌‍‍‌‌‍ ​‍ ‍‌ ‌‍‌‍‌‌‌ ​‍‌‍​ ‌‍‌‌‌‍ ​​‍ ‍‌‍​‌‌ ​​‌ ​​​‍‌‍‌‍‍‌‌‍‌​​ ‌​ ‍​​ ​‌‌‍‌‌​ ‌ ​ ​‍​ ‌‍​ ‌‍​ ​ ​‍ ‌​ ‍​‌‍‌‍​ ​​‌‍‌‍​‍ ‌​ ‌​​ ​​​ ​‌​ ​‌​‍ ‌‌‍​‍​ ‌​​ ​ ‌‍​‍​‍ ‌​ ‍​‌‍‌‍‌‍​ ​ ‍‌​ ‍‌​ ​‍​ ‌ ​ ‌​‌‍​ ‌‍‌‌‌‍‌​‌‍‌​​‍‌‍‌ ‌​‌ ‍‌‌ ​​‌‍‌‌​ ‌‌‍​ ‌‍ ‌ ​‍‌ ​​‌‍ ‌ ​‍‌‍​‌‌ ‌​‌‍‌‌‌‌​​‌‍ ‌ ​ ‌ ‌​​‍‌‍‌ ​​‌‍​‌‌ ‌​‌‍‍​​ ‌‌‍​ ‌‍ ‌‍ ‍‌ ‌​‌‍‌‌‌‍ ‍‌ ‌​​‍‌‌​ ‌‌‌​​‍‌‌ ‌‍‍ ‌‍‌‌‌ ‍‌​‍‌‌​ ​ ‌​‌​​‍‌‌​ ​ ‌​‌​​‍‌‌​ ​‍​ ​‍​ ‌​​ ‌ ​ ‍‌‌‍‌‍‌‍​‌​ ​​​ ‌‌​ ‌‍‌‍‌‌​ ‍​‌‍‌‍‌‍‌‌​‍‌‌​ ​‍​ ​‍​‍‌‌​ ‌‌‌​‌​​‍ ‍‌‍​ ‌‍‍​‌‍‍‌‌‍ ​‌‍‌​‌ ​‍‌‍‌‌‌‍ ‍​‍‌‌​ ‌‌‌​​‍‌‌ ‌‍‍ ‌‍‌‌‌ ‍‌​‍‌‌​ ​ ‌​‌​​‍‌‌​ ​ ‌​‌​​‍‌‌​ ​‍​ ​‍‌‍‌‍‌‍​ ​ ‌​‌‍‌​​ ‍‌​ ​​​ ​‌​ ​​‌‍‌​​ ‌‍​ ‍​​ ‌‍​‍‌‌​ ​‍​ ​‍​‍‌‌​ ‌‌‌​‌​​‍ ‍‌ ‌​‌‍‌‌‌ ‍​‌ ‌​​‍‌‍‌ ​​‌‍‌‌‌ ​‍‌ ​ ‌ ​​‌‍‌‌‌‍​ ‌ ‌​‌‍‍‌‌ ‌‍‌‍‌‌​ ‌‌ ​​‌ ‌‌‌‍​‍‌‍ ​‌‍‍‌‌ ​ ‌‍‍​‌‍‌‌‌‍‌​​‍​‍‌ ‌ Matthew Beard,
Managing Director of Strand Palace.​​​​‌ ‍ ​‍​‍‌‍ ‌ ​‍‌‍‍‌‌‍‌ ‌‍‍‌‌‍ ‍​‍​‍​ ‍‍​‍​‍‌ ​ ‌‍​‌‌‍ ‍‌‍‍‌‌ ‌​‌ ‍‌​‍ ‍‌‍‍‌‌‍ ​‍​‍​‍ ​​‍​‍‌‍‍​‌ ​‍‌‍‌‌‌‍‌‍​‍​‍​ ‍‍​‍​‍‌‍‍​‌ ‌​‌ ‌​‌ ​​‌ ​ ​ ‍‍​‍ ​‍ ‌‍ ​​‍ ‌‌‍​‌‌‍ ‍‌‍‌​​‍ ‌‌ ​‍​‍ ‌‌‍‍​‌‍ ‌ ‌​‌‍‌‌‌‍ ​‌ ​ ​‍ ‌‌ ​ ‌ ‌​‌ ‌‌‌‍‌​‌‍‍‌‌‍ ​‍ ‍‌ ‌‍‌‍‌‌‌ ​‍‌‍​ ‌‍‌‌‌‍ ​​‍ ‍‌‍​‌‌ ​​‌ ​​​‍ ‌‍‍‌‌‍ ‍‌ ‌​‌‍‌‌‌‍ ‍‌ ‌​​‍ ‌‍‌‌‌‍‌​‌‍‍‌‌ ‌​​‍ ‌‍ ‌‌‍ ‌‍‌​‌‍‌‌​ ‌‌ ​​‌ ​‍‌‍‌‌‌ ​ ‌‍‌‌‌‍ ‍‌ ‌​‌‍​‌‌ ‌​‌‍‍‌‌‍ ‌‍ ‍​ ‍ ‌‍‍‌‌‍‌​​ ‌​ ‍​​ ​‌‌‍‌‌​ ‌ ​ ​‍​ ‌‍​ ‌‍​ ​ ​‍ ‌​ ‍​‌‍‌‍​ ​​‌‍‌‍​‍ ‌​ ‌​​ ​​​ ​‌​ ​‌​‍ ‌‌‍​‍​ ‌​​ ​ ‌‍​‍​‍ ‌​ ‍​‌‍‌‍‌‍​ ​ ‍‌​ ‍‌​ ​‍​ ‌ ​ ‌​‌‍​ ‌‍‌‌‌‍‌​‌‍‌​​ ‍ ‌ ‌​‌ ‍‌‌ ​​‌‍‌‌​ ‌‌‍​ ‌‍ ‌ ​‍‌ ​​‌‍ ‌ ​‍‌‍​‌‌ ‌​‌‍‌‌‌‌​​‌‍ ‌ ​ ‌ ‌​​ ‍ ‌ ​​‌‍​‌‌ ‌​‌‍‍​​ ‌‌‍​ ‌‍ ‌‍ ‍‌ ‌​‌‍‌‌‌‍ ‍‌ ‌​​‍‌‌​ ‌‌‌​​‍‌‌ ‌‍‍ ‌‍‌‌‌ ‍‌​‍‌‌​ ​ ‌​‌​​‍‌‌​ ​ ‌​‌​​‍‌‌​ ​‍​ ​‍​ ‌​​ ‌ ​ ‍‌‌‍‌‍‌‍​‌​ ​​​ ‌‌​ ‌‍‌‍‌‌​ ‍​‌‍‌‍‌‍‌‌​‍‌‌​ ​‍​ ​‍​‍‌‌​ ‌‌‌​‌​​‍ ‍‌‍​ ‌‍‍​‌‍‍‌‌‍ ​‌‍‌​‌ ​‍‌‍‌‌‌‍ ‍​‍‌‌​ ‌‌‌​​‍‌‌ ‌‍‍ ‌‍‌‌‌ ‍‌​‍‌‌​ ​ ‌​‌​​‍‌‌​ ​ ‌​‌​​‍‌‌​ ​‍​ ​‍​ ​​‌‍‌‌​ ‌ ​ ​​​ ‌‌​ ‌‌​ ​‌​ ​​‌‍‌‌​ ​‌​ ‌‌​ ​ ​‍‌‌​ ​‍​ ​‍​‍‌‌​ ‌‌‌​‌​​‍ ‍‌ ‌​‌‍‌‌‌ ‍​‌ ‌​​ ‌‍​‍‌‍​‌‌ ​ ‌‍‌‌‌‌‌‌‌ ​‍‌‍ ​​ ‌‌‍‍​‌ ‌​‌ ‌​‌ ​​‌ ​ ​‍‌‌​ ​ ‌​​‌​‍‌‌​ ​‍‌​‌‍​‍‌‌​ ​‍‌​‌‍‌‍ ​​‍ ‌‌‍​‌‌‍ ‍‌‍‌​​‍ ‌‌ ​‍​‍ ‌‌‍‍​‌‍ ‌ ‌​‌‍‌‌‌‍ ​‌ ​ ​‍ ‌‌ ​ ‌ ‌​‌ ‌‌‌‍‌​‌‍‍‌‌‍ ​‍ ‍‌ ‌‍‌‍‌‌‌ ​‍‌‍​ ‌‍‌‌‌‍ ​​‍ ‍‌‍​‌‌ ​​‌ ​​​‍‌‍‌‍‍‌‌‍‌​​ ‌​ ‍​​ ​‌‌‍‌‌​ ‌ ​ ​‍​ ‌‍​ ‌‍​ ​ ​‍ ‌​ ‍​‌‍‌‍​ ​​‌‍‌‍​‍ ‌​ ‌​​ ​​​ ​‌​ ​‌​‍ ‌‌‍​‍​ ‌​​ ​ ‌‍​‍​‍ ‌​ ‍​‌‍‌‍‌‍​ ​ ‍‌​ ‍‌​ ​‍​ ‌ ​ ‌​‌‍​ ‌‍‌‌‌‍‌​‌‍‌​​‍‌‍‌ ‌​‌ ‍‌‌ ​​‌‍‌‌​ ‌‌‍​ ‌‍ ‌ ​‍‌ ​​‌‍ ‌ ​‍‌‍​‌‌ ‌​‌‍‌‌‌‌​​‌‍ ‌ ​ ‌ ‌​​‍‌‍‌ ​​‌‍​‌‌ ‌​‌‍‍​​ ‌‌‍​ ‌‍ ‌‍ ‍‌ ‌​‌‍‌‌‌‍ ‍‌ ‌​​‍‌‌​ ‌‌‌​​‍‌‌ ‌‍‍ ‌‍‌‌‌ ‍‌​‍‌‌​ ​ ‌​‌​​‍‌‌​ ​ ‌​‌​​‍‌‌​ ​‍​ ​‍​ ‌​​ ‌ ​ ‍‌‌‍‌‍‌‍​‌​ ​​​ ‌‌​ ‌‍‌‍‌‌​ ‍​‌‍‌‍‌‍‌‌​‍‌‌​ ​‍​ ​‍​‍‌‌​ ‌‌‌​‌​​‍ ‍‌‍​ ‌‍‍​‌‍‍‌‌‍ ​‌‍‌​‌ ​‍‌‍‌‌‌‍ ‍​‍‌‌​ ‌‌‌​​‍‌‌ ‌‍‍ ‌‍‌‌‌ ‍‌​‍‌‌​ ​ ‌​‌​​‍‌‌​ ​ ‌​‌​​‍‌‌​ ​‍​ ​‍​ ​​‌‍‌‌​ ‌ ​ ​​​ ‌‌​ ‌‌​ ​‌​ ​​‌‍‌‌​ ​‌​ ‌‌​ ​ ​‍‌‌​ ​‍​ ​‍​‍‌‌​ ‌‌‌​‌​​‍ ‍‌ ‌​‌‍‌‌‌ ‍​‌ ‌​​‍‌‍‌ ​​‌‍‌‌‌ ​‍‌ ​ ‌ ​​‌‍‌‌‌‍​ ‌ ‌​‌‍‍‌‌ ‌‍‌‍‌‌​ ‌‌ ​​‌ ‌‌‌‍​‍‌‍ ​‌‍‍‌‌ ​ ‌‍‍​‌‍‌‌‌‍‌​​‍​‍‌ ‌“The launch of
our 12 new spaces is set to offer our corporate and
leisure guests the best possible experience for their
events right here in the heart of London. Following the
hotel’s multi-million-pound refurbishment of all 788
bedrooms, Haxells Restaurant & Bar, The Palace Tea
Parlour and 1909 private dining room, we’re excited to
announce the launch of this new chapter of Strand
Palace.”​​​​‌ ‍ ​‍​‍‌‍ ‌ ​‍‌‍‍‌‌‍‌ ‌‍‍‌‌‍ ‍​‍​‍​ ‍‍​‍​‍‌ ​ ‌‍​‌‌‍ ‍‌‍‍‌‌ ‌​‌ ‍‌​‍ ‍‌‍‍‌‌‍ ​‍​‍​‍ ​​‍​‍‌‍‍​‌ ​‍‌‍‌‌‌‍‌‍​‍​‍​ ‍‍​‍​‍‌‍‍​‌ ‌​‌ ‌​‌ ​​‌ ​ ​ ‍‍​‍ ​‍ ‌‍ ​​‍ ‌‌‍​‌‌‍ ‍‌‍‌​​‍ ‌‌ ​‍​‍ ‌‌‍‍​‌‍ ‌ ‌​‌‍‌‌‌‍ ​‌ ​ ​‍ ‌‌ ​ ‌ ‌​‌ ‌‌‌‍‌​‌‍‍‌‌‍ ​‍ ‍‌ ‌‍‌‍‌‌‌ ​‍‌‍​ ‌‍‌‌‌‍ ​​‍ ‍‌‍​‌‌ ​​‌ ​​​‍ ‌‍‍‌‌‍ ‍‌ ‌​‌‍‌‌‌‍ ‍‌ ‌​​‍ ‌‍‌‌‌‍‌​‌‍‍‌‌ ‌​​‍ ‌‍ ‌‌‍ ‌‍‌​‌‍‌‌​ ‌‌ ​​‌ ​‍‌‍‌‌‌ ​ ‌‍‌‌‌‍ ‍‌ ‌​‌‍​‌‌ ‌​‌‍‍‌‌‍ ‌‍ ‍​ ‍ ‌‍‍‌‌‍‌​​ ‌​ ‍​​ ​‌‌‍‌‌​ ‌ ​ ​‍​ ‌‍​ ‌‍​ ​ ​‍ ‌​ ‍​‌‍‌‍​ ​​‌‍‌‍​‍ ‌​ ‌​​ ​​​ ​‌​ ​‌​‍ ‌‌‍​‍​ ‌​​ ​ ‌‍​‍​‍ ‌​ ‍​‌‍‌‍‌‍​ ​ ‍‌​ ‍‌​ ​‍​ ‌ ​ ‌​‌‍​ ‌‍‌‌‌‍‌​‌‍‌​​ ‍ ‌ ‌​‌ ‍‌‌ ​​‌‍‌‌​ ‌‌‍​ ‌‍ ‌ ​‍‌ ​​‌‍ ‌ ​‍‌‍​‌‌ ‌​‌‍‌‌‌‌​​‌‍ ‌ ​ ‌ ‌​​ ‍ ‌ ​​‌‍​‌‌ ‌​‌‍‍​​ ‌‌‍​ ‌‍ ‌‍ ‍‌ ‌​‌‍‌‌‌‍ ‍‌ ‌​​‍‌‌​ ‌‌‌​​‍‌‌ ‌‍‍ ‌‍‌‌‌ ‍‌​‍‌‌​ ​ ‌​‌​​‍‌‌​ ​ ‌​‌​​‍‌‌​ ​‍​ ​‍​ ‌​​ ‌ ​ ‍‌‌‍‌‍‌‍​‌​ ​​​ ‌‌​ ‌‍‌‍‌‌​ ‍​‌‍‌‍‌‍‌‌​‍‌‌​ ​‍​ ​‍​‍‌‌​ ‌‌‌​‌​​‍ ‍‌‍​ ‌‍‍​‌‍‍‌‌‍ ​‌‍‌​‌ ​‍‌‍‌‌‌‍ ‍​‍‌‌​ ‌‌‌​​‍‌‌ ‌‍‍ ‌‍‌‌‌ ‍‌​‍‌‌​ ​ ‌​‌​​‍‌‌​ ​ ‌​‌​​‍‌‌​ ​‍​ ​‍‌‍‌‍‌‍​‍‌‍‌‌‌‍​‌‌‍​‍‌‍​ ​ ‌‌‌‍‌‌​ ‌ ‌‍​‍‌‍‌​‌‍‌​​‍‌‌​ ​‍​ ​‍​‍‌‌​ ‌‌‌​‌​​‍ ‍‌ ‌​‌‍‌‌‌ ‍​‌ ‌​​ ‌‍​‍‌‍​‌‌ ​ ‌‍‌‌‌‌‌‌‌ ​‍‌‍ ​​ ‌‌‍‍​‌ ‌​‌ ‌​‌ ​​‌ ​ ​‍‌‌​ ​ ‌​​‌​‍‌‌​ ​‍‌​‌‍​‍‌‌​ ​‍‌​‌‍‌‍ ​​‍ ‌‌‍​‌‌‍ ‍‌‍‌​​‍ ‌‌ ​‍​‍ ‌‌‍‍​‌‍ ‌ ‌​‌‍‌‌‌‍ ​‌ ​ ​‍ ‌‌ ​ ‌ ‌​‌ ‌‌‌‍‌​‌‍‍‌‌‍ ​‍ ‍‌ ‌‍‌‍‌‌‌ ​‍‌‍​ ‌‍‌‌‌‍ ​​‍ ‍‌‍​‌‌ ​​‌ ​​​‍‌‍‌‍‍‌‌‍‌​​ ‌​ ‍​​ ​‌‌‍‌‌​ ‌ ​ ​‍​ ‌‍​ ‌‍​ ​ ​‍ ‌​ ‍​‌‍‌‍​ ​​‌‍‌‍​‍ ‌​ ‌​​ ​​​ ​‌​ ​‌​‍ ‌‌‍​‍​ ‌​​ ​ ‌‍​‍​‍ ‌​ ‍​‌‍‌‍‌‍​ ​ ‍‌​ ‍‌​ ​‍​ ‌ ​ ‌​‌‍​ ‌‍‌‌‌‍‌​‌‍‌​​‍‌‍‌ ‌​‌ ‍‌‌ ​​‌‍‌‌​ ‌‌‍​ ‌‍ ‌ ​‍‌ ​​‌‍ ‌ ​‍‌‍​‌‌ ‌​‌‍‌‌‌‌​​‌‍ ‌ ​ ‌ ‌​​‍‌‍‌ ​​‌‍​‌‌ ‌​‌‍‍​​ ‌‌‍​ ‌‍ ‌‍ ‍‌ ‌​‌‍‌‌‌‍ ‍‌ ‌​​‍‌‌​ ‌‌‌​​‍‌‌ ‌‍‍ ‌‍‌‌‌ ‍‌​‍‌‌​ ​ ‌​‌​​‍‌‌​ ​ ‌​‌​​‍‌‌​ ​‍​ ​‍​ ‌​​ ‌ ​ ‍‌‌‍‌‍‌‍​‌​ ​​​ ‌‌​ ‌‍‌‍‌‌​ ‍​‌‍‌‍‌‍‌‌​‍‌‌​ ​‍​ ​‍​‍‌‌​ ‌‌‌​‌​​‍ ‍‌‍​ ‌‍‍​‌‍‍‌‌‍ ​‌‍‌​‌ ​‍‌‍‌‌‌‍ ‍​‍‌‌​ ‌‌‌​​‍‌‌ ‌‍‍ ‌‍‌‌‌ ‍‌​‍‌‌​ ​ ‌​‌​​‍‌‌​ ​ ‌​‌​​‍‌‌​ ​‍​ ​‍‌‍‌‍‌‍​‍‌‍‌‌‌‍​‌‌‍​‍‌‍​ ​ ‌‌‌‍‌‌​ ‌ ‌‍​‍‌‍‌​‌‍‌​​‍‌‌​ ​‍​ ​‍​‍‌‌​ ‌‌‌​‌​​‍ ‍‌ ‌​‌‍‌‌‌ ‍​‌ ‌​​‍‌‍‌ ​​‌‍‌‌‌ ​‍‌ ​ ‌ ​​‌‍‌‌‌‍​ ‌ ‌​‌‍‍‌‌ ‌‍‌‍‌‌​ ‌‌ ​​‌ ‌‌‌‍​‍‌‍ ​‌‍‍‌‌ ​ ‌‍‍​‌‍‌‌‌‍‌​​‍​‍‌ ‌